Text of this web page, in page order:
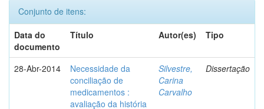
Conjunto de itens:
Data do
documento
Título Autor(es) Tipo
28-Abr-2014
Necessidade da
conciliação de
medicamentos :
avaliação da história
Silvestre,
Carina
Carvalho
Dissertação